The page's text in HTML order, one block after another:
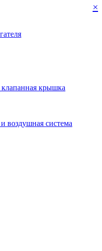
×
крышка
воздушная система